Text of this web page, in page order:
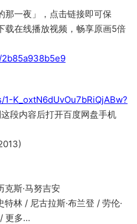
那一夜」，点击链接即可保
载在线播放视频，畅享原画5倍
K_oxtN6dUvOu7bRiQjABw?
段内容后打开百度网盘手机
克斯·马努吉安
特林 / 尼古拉斯·布兰登 / 劳伦·
更多…